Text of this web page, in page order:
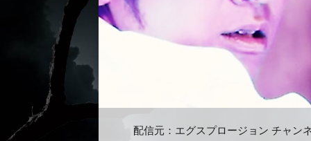
配信元： エグスプロージョン チャン